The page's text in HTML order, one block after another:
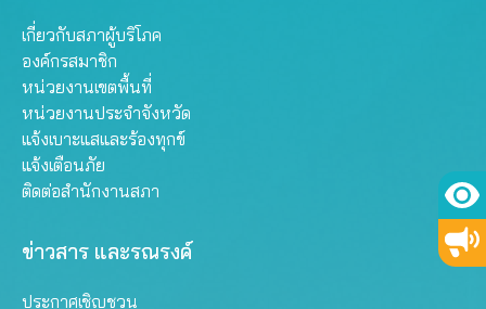
เกี่ยวกับสภาผู้บริโภค
องค์กรสมาชิก
หน่วยงานเขตพื้นที่
หน่วยงานประจำจังหวัด
แจ้งเบาะแสและร้องทุกข์
แจ้งเตือนภัย
ติดต่อสำนักงานสภา
ข่าวสาร และรณรงค์
ประกาศเชิญชวน